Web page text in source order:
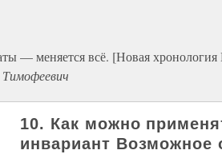
— меняется всё. [Новая хронология
10. Как можно
инвариант Возможное